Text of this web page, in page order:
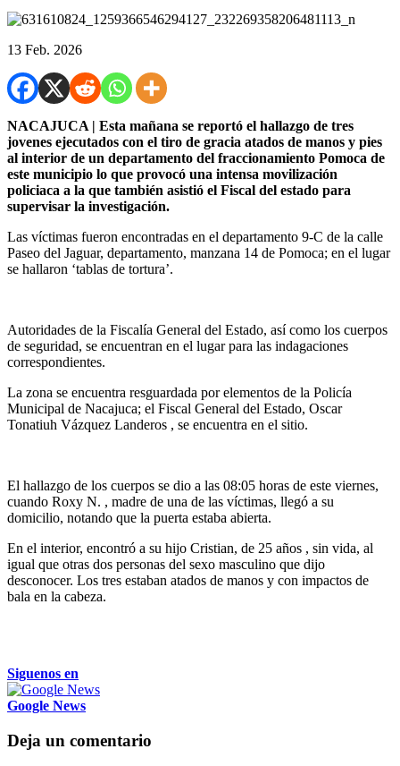
13 Feb. 2026
NACAJUCA | Esta mañana se reportó el hallazgo de tres
jovenes ejecutados con el tiro de gracia atados de manos y pies
al interior de un departamento del fraccionamiento Pomoca de
este municipio lo que provocó una intensa movilización
policiaca a la que también asistió el Fiscal del estado para
supervisar la investigación.
Las víctimas fueron encontradas en el departamento 9-C de la calle
Paseo del Jaguar, departamento, manzana 14 de Pomoca; en el lugar
se hallaron ‘tablas de tortura’.
Autoridades de la Fiscalía General del Estado, así como los cuerpos
de seguridad, se encuentran en el lugar para las indagaciones
correspondientes.
La zona se encuentra resguardada por elementos de la Policía
Municipal de Nacajuca; el Fiscal General del Estado, Oscar
Tonatiuh Vázquez Landeros , se encuentra en el sitio.
El hallazgo de los cuerpos se dio a las 08:05 horas de este viernes,
cuando Roxy N. , madre de una de las víctimas, llegó a su
domicilio, notando que la puerta estaba abierta.
En el interior, encontró a su hijo Cristian, de 25 años , sin vida, al
igual que otras dos personas del sexo masculino que dijo
desconocer. Los tres estaban atados de manos y con impactos de
bala en la cabeza.
Siguenos en
Google News
Deja un comentario